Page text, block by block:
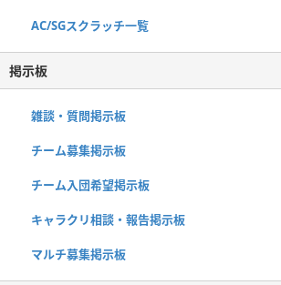
AC/SGスクラッチ一覧
掲示板
雑談・質問掲示板
チーム募集掲示板
チーム入団希望掲示板
キャラクリ相談・報告掲示板
マルチ募集掲示板